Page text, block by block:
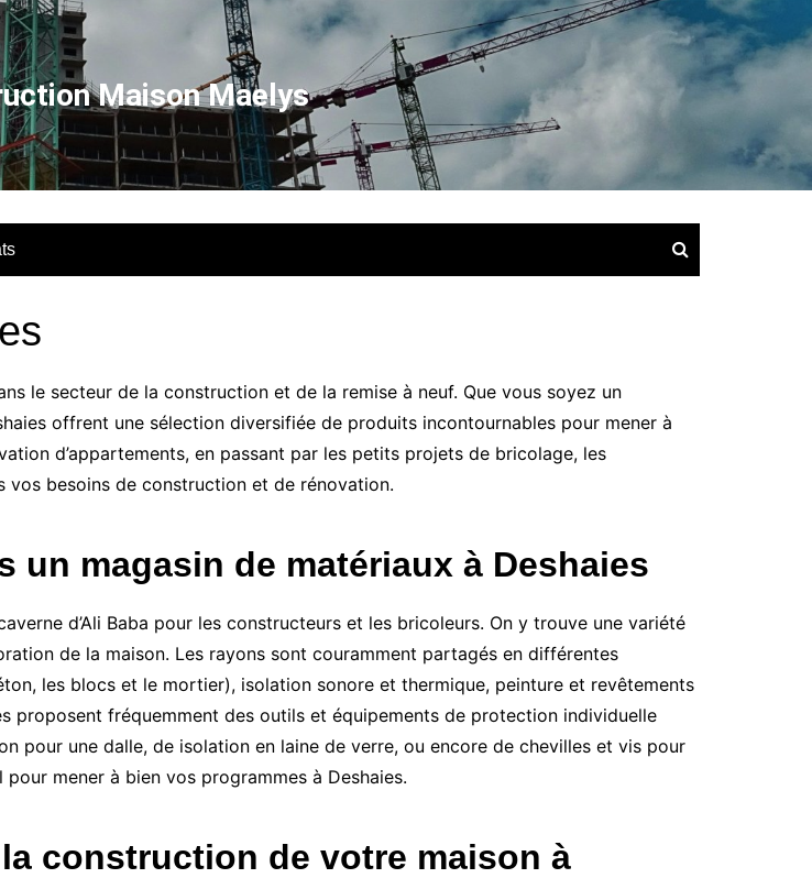
Maison Maelys
le secteur de la construction et de la remise à neuf. Que vous soyez un
offrent une sélection diversifiée de produits incontournables pour mener à
d’appartements, en passant par les petits projets de bricolage, les
besoins de construction et de rénovation.
un magasin de matériaux à Deshaies
d’Ali Baba pour les constructeurs et les bricoleurs. On y trouve une variété
de la maison. Les rayons sont couramment partagés en différentes
les blocs et le mortier), isolation sonore et thermique, peinture et revêtements
proposent fréquemment des outils et équipements de protection individuelle
pour une dalle, de isolation en laine de verre, ou encore de chevilles et vis pour
mener à bien vos programmes à Deshaies.
construction de votre maison à